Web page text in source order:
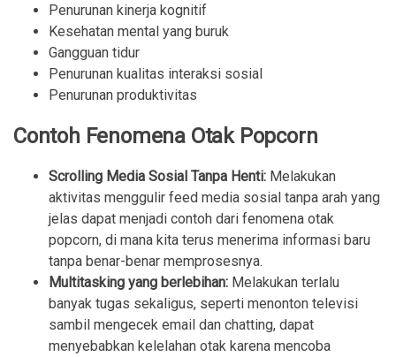
Penurunan kinerja kognitif
Kesehatan mental yang buruk
Gangguan tidur
Penurunan kualitas interaksi sosial
Penurunan produktivitas
Contoh Fenomena Otak Popcorn
Scrolling Media Sosial Tanpa Henti: Melakukan
aktivitas menggulir feed media sosial tanpa arah yang
jelas dapat menjadi contoh dari fenomena otak
popcorn, di mana kita terus menerima informasi baru
tanpa benar-benar memprosesnya.
Multitasking yang berlebihan: Melakukan terlalu
banyak tugas sekaligus, seperti menonton televisi
sambil mengecek email dan chatting, dapat
menyebabkan kelelahan otak karena mencoba